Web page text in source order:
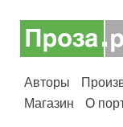
Авторы
Магазин
О